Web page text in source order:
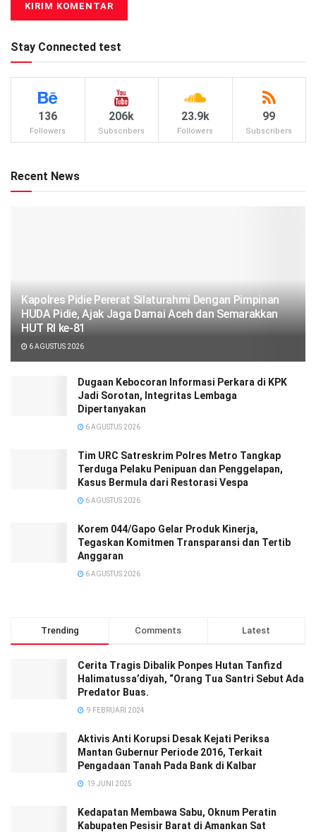
Stay Connected test
136
Followers
206k
Subscribers
23.9k
Followers
99
Subscribers
Recent News
‎‎Kapolres Pidie Pererat Silaturahmi Dengan Pimpinan
HUDA Pidie, Ajak Jaga Damai Aceh dan Semarakkan
HUT RI ke-81
6 AGUSTUS 2026
Dugaan Kebocoran Informasi Perkara di KPK
Jadi Sorotan, Integritas Lembaga
Dipertanyakan
6 AGUSTUS 2026
Tim URC Satreskrim Polres Metro Tangkap
Terduga Pelaku Penipuan dan Penggelapan,
Kasus Bermula dari Restorasi Vespa
6 AGUSTUS 2026
Korem 044/Gapo Gelar Produk Kinerja,
Tegaskan Komitmen Transparansi dan Tertib
Anggaran
6 AGUSTUS 2026
Trending Comments Latest
Cerita Tragis Dibalik Ponpes Hutan Tanfizd
Halimatussa’diyah, “Orang Tua Santri Sebut Ada
Predator Buas.
9 FEBRUARI 2024
Aktivis Anti Korupsi Desak Kejati Periksa
Mantan Gubernur Periode 2016, Terkait
Pengadaan Tanah Pada Bank di Kalbar
19 JUNI 2025
Kedapatan Membawa Sabu, Oknum Peratin
Kabupaten Pesisir Barat di Amankan Sat